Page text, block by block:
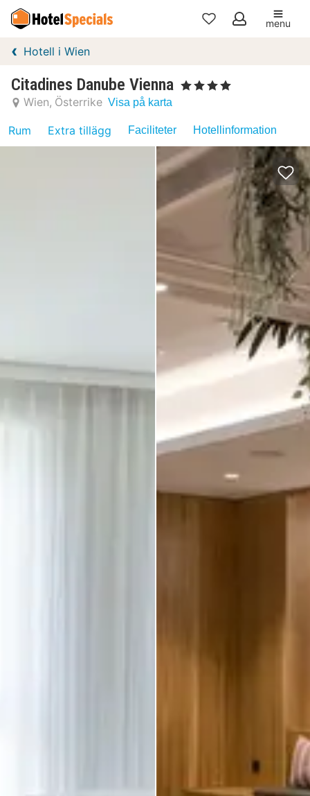
Mina
menu
Hotell i Wien
Citadines Danube Vienna , 4 Stjärnor
Wien Österrike Visa på karta
Rum Extra tillägg Faciliteter Hotellinformation